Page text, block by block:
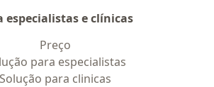
especialistas e clínicas
Preço
para especialistas
Solução para clinicas